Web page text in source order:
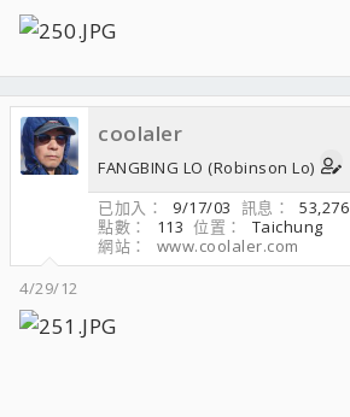
coolaler
FANGBING LO (Robinson Lo)
已加入
9/17/03 訊息 53,276
點數
113 位置
Taichung
網站
www.coolaler.com
4/29/12